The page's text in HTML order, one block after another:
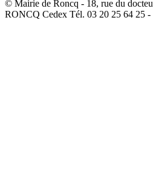
© Mairie de Roncq - 18, rue du
RONCQ Cedex Tél. 03 20 25 64 25 -